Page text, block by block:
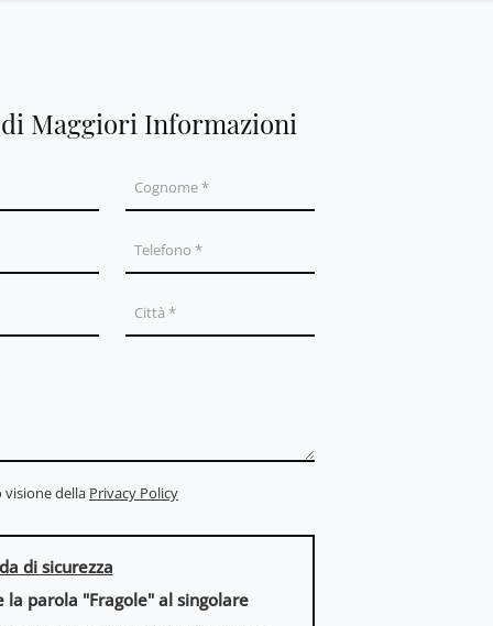
Maggiori Informazioni
visione della Privacy Policy
di sicurezza
la parola "Fragole" al singolare